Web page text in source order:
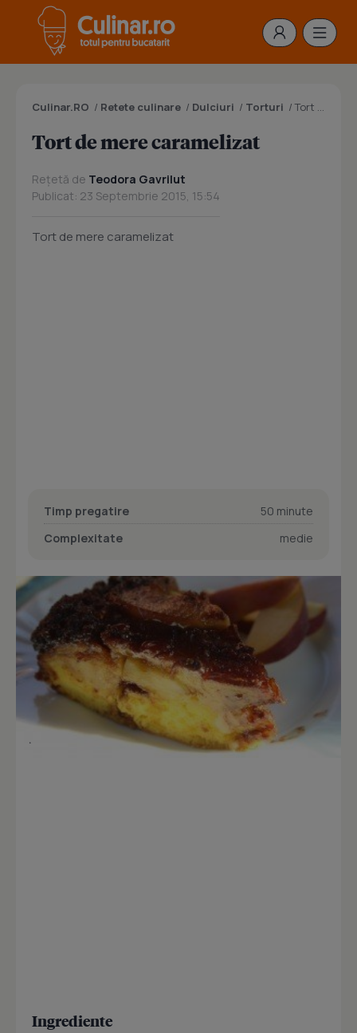
Culinar.RO / Retete culinare / Dulciuri / Torturi /Tort de mere caramelizat
Tort de mere caramelizat
Rețetă de Teodora Gavrilut
Publicat: 23 Septembrie 2015, 15:54
Tort de mere caramelizat
Timp pregatire
50 minute
Complexitate
medie
Ingrediente